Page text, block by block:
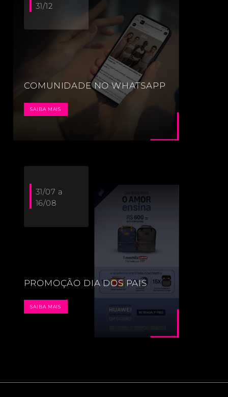
31/12
COMUNIDADE NO WHATSAPP
SAIBA MAIS
31/07 a
16/08
PROMOÇÃO DIA DOS PAIS
SAIBA MAIS